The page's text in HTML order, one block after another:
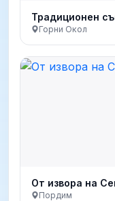
Традиционен
Горни Окол
От извора на
Пордим